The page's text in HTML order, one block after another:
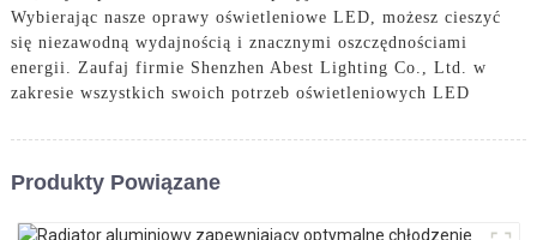
Wybierając nasze oprawy oświetleniowe LED, możesz cieszyć
się niezawodną wydajnością i znacznymi oszczędnościami
energii. Zaufaj firmie Shenzhen Abest Lighting Co., Ltd. w
zakresie wszystkich swoich potrzeb oświetleniowych LED
Produkty Powiązane